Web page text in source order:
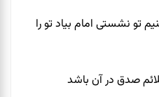
تو نشستی امام بیاد تو را
صدق در آن باشد